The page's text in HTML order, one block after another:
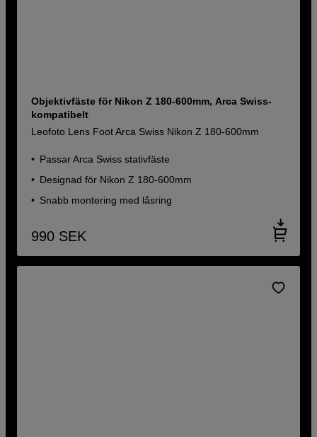
Objektivfäste för Nikon Z 180-600mm, Arca Swiss-
kompatibelt
Leofoto Lens Foot Arca Swiss Nikon Z 180-600mm
Passar Arca Swiss stativfäste
Designad för Nikon Z 180-600mm
Snabb montering med låsring
990 SEK